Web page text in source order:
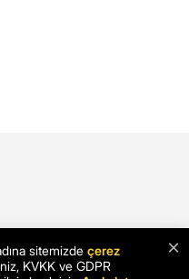
×
sitemizde çerez
KVKK ve GDPR